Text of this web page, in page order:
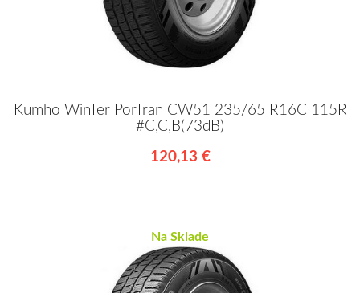
Kumho WinTer PorTran CW51 235/65 R16C 115R
#C,C,B(73dB)
120,13 €
Na Sklade